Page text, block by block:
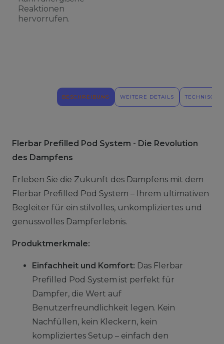
Reaktionen
hervorrufen.
BESCHREIBUNG WEITERE DETAILS
Flerbar Prefilled Pod System - Die Revolution
des Dampfens
Erleben Sie die Zukunft des Dampfens mit dem
Flerbar Prefilled Pod System – Ihrem ultimativen
Begleiter für ein stilvolles, unkompliziertes und
genussvolles Dampferlebnis.
Produktmerkmale:
Einfachheit und Komfort: Das Flerbar
Prefilled Pod System ist perfekt für
Dampfer, die Wert auf
Benutzerfreundlichkeit legen. Kein
Nachfüllen, kein Kleckern, kein
kompliziertes Setup – einfach den